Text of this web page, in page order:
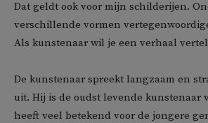
Dat geldt ook voor mijn schilderijen.
verschillende vormen
Als kunstenaar wil je een verhaal
De kunstenaar spreekt langzaam en
uit. Hij is de oudst levende kunstenaar
heeft veel betekend voor de jongere